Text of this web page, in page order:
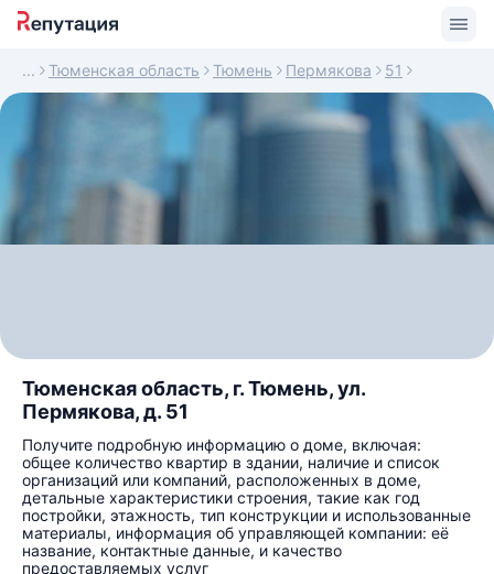
Тюменская область Тюмень Пермякова 51
Тюменская область, г. Тюмень, ул.
Пермякова, д. 51
Получите подробную информацию о доме, включая:
общее количество квартир в здании, наличие и список
организаций или компаний, расположенных в доме,
детальные характеристики строения, такие как год
постройки, этажность, тип конструкции и использованные
материалы, информация об управляющей компании: её
название, контактные данные, и качество
предоставляемых услуг